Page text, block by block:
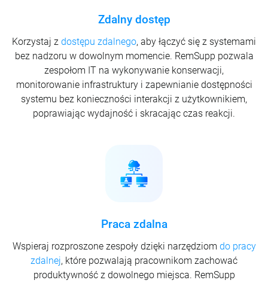
Zdalny dostęp
Korzystaj z dostępu zdalnego, aby łączyć się z systemami
bez nadzoru w dowolnym momencie. RemSupp pozwala
zespołom IT na wykonywanie konserwacji,
monitorowanie infrastruktury i zapewnianie dostępności
systemu bez konieczności interakcji z użytkownikiem,
poprawiając wydajność i skracając czas reakcji.
Praca zdalna
Wspieraj rozproszone zespoły dzięki narzędziom do pracy
zdalnej, które pozwalają pracownikom zachować
produktywność z dowolnego miejsca. RemSupp